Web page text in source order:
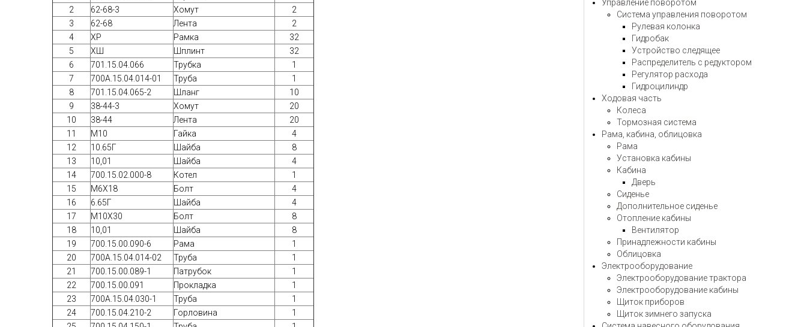
2
62-68-3 Хомут
2
3
62-68 Лента
2
4
ХР Рамка
32
5
ХШ Шплинт
32
6
701.15.04.066 Трубка
1
7
700А.15.04.014-01 Труба
1
8
701.15.04.065-2 Шланг
10
9
38-44-3 Хомут
20
10
38-44 Лента
20
11
М10 Гайка
4
12
10.65Г Шайба
8
13
10,01 Шайба
4
14
700.15.02.000-8 Котел
1
15
М6Х18 Болт
4
16
6.65Г Шайба
4
17
М10Х30 Болт
8
18
10,01 Шайба
8
19
700.15.00.090-6 Рама
1
20
700А.15.04.014-02 Труба
1
21
700.15.00.089-1 Патрубок
1
22
700.15.00.091 Прокладка
1
23
700A.15.04.030-1 Труба
1
24
700.15.04.210-2 Горловина
1
Управление поворотом
Система управления поворотом
Рулевая колонка
Гидробак
Устройство следящее
Распределитель с редуктором
Регулятор расхода
Гидроцилиндр
Ходовая часть
Колеса
Тормозная система
Рама, кабина, облицовка
Рама
Установка кабины
Кабина
Дверь
Сиденье
Дополнительное сиденье
Отопление кабины
Вентилятор
Принадлежности кабины
Облицовка
Электрооборудование
Электрооборудование трактора
Электрооборудование кабины
Щиток приборов
Щиток зимнего запуска